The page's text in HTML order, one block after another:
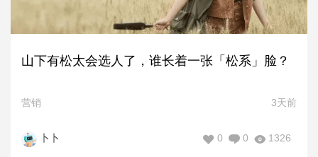
山下有松太会选人了，谁长着一张「松系」脸？
营销 3天前
卜卜 1326
0
0